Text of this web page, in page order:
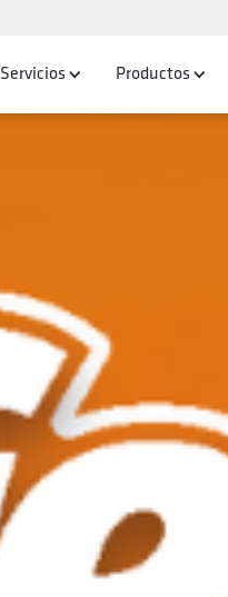
Servicios Productos